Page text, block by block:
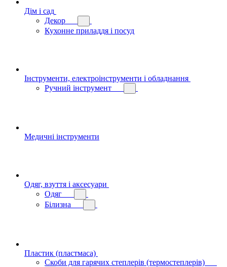
Дім і сад
Декор
Кухонне приладдя і посуд
Інструменти, електроінструменти і обладнання
Ручний інструмент
Медичні інструменти
Одяг, взуття і аксесуари
Одяг
Білизна
Пластик (пластмаса)
Скоби для гарячих степлерів (термостеплерів)